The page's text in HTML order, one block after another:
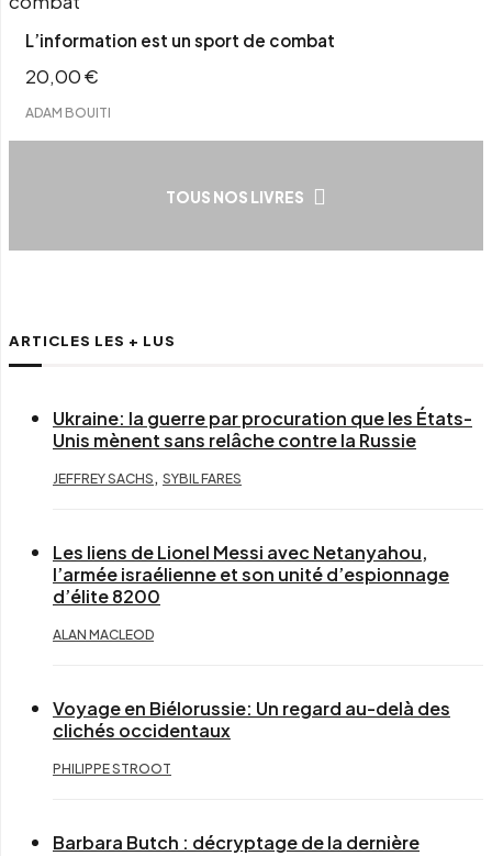
L’information est un sport de combat
20,00€
ADAM BOUITI
TOUS NOS LIVRES
ARTICLES LES + LUS
Ukraine: la guerre par procuration que les États-
Unis mènent sans relâche contre la Russie
JEFFREY SACHS, SYBIL FARES
Les liens de Lionel Messi avec Netanyahou,
l’armée israélienne et son unité d’espionnage
d’élite 8200
ALAN MACLEOD
Voyage en Biélorussie: Un regard au-delà des
clichés occidentaux
PHILIPPE STROOT
Barbara Butch : décryptage de la dernière